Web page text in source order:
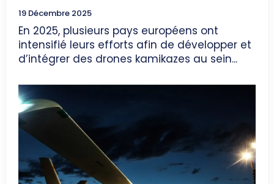
19 Décembre 2025
En 2025, plusieurs pays européens ont
intensifié leurs efforts afin de développer et
d’intégrer des drones kamikazes au sein...